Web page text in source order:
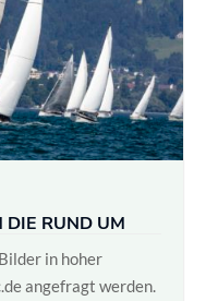
DIE RUND UM
in hoher
angefragt werden.